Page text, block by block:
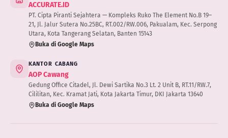
ACCURATE.ID
PT. Cipta Piranti Sejahtera — Kompleks Ruko The Element No.B 19–
21, Jl. Jalur Sutera No.25BC, RT.002/RW.006, Pakualam, Kec. Serpong
Utara, Kota Tangerang Selatan, Banten 15143
Buka di Google Maps
KANTOR CABANG
AOP Cawang
Gedung Office Citadel, Jl. Dewi Sartika No.3 Lt. 2 Unit B, RT.11/RW.7,
Cililitan, Kec. Kramat Jati, Kota Jakarta Timur, DKI Jakarta 13640
Buka di Google Maps